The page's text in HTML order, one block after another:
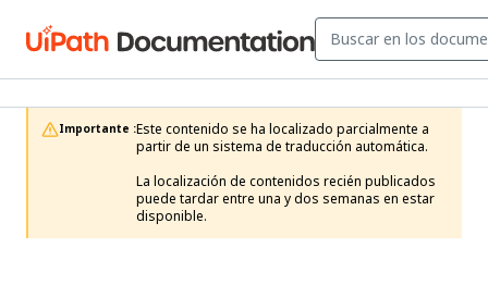
Importante :Este contenido se ha localizado parcialmente a
partir de un sistema de traducción automática.
La localización de contenidos recién publicados
puede tardar entre una y dos semanas en estar
disponible.